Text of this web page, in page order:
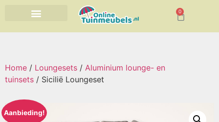
0
Home / Loungesets / Aluminium lounge- en
tuinsets / Sicilië Loungeset
Aanbieding!